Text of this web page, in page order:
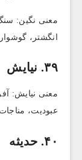
معنی نگین:
انگشتر،
۳۹. نیایش
معنی نیایش:
عبودیت،
۴۰. حدیثه